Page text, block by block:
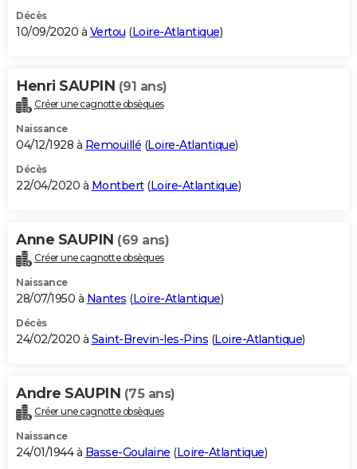
Décès
10/09/2020 à Vertou (Loire-Atlantique)
Henri SAUPIN (91 ans)
Créer une cagnotte obsèques
Naissance
04/12/1928 à Remouillé (Loire-Atlantique)
Décès
22/04/2020 à Montbert(Loire-Atlantique)
Anne SAUPIN (69 ans)
Créer une cagnotte obsèques
Naissance
28/07/1950 à Nantes (Loire-Atlantique)
Décès
24/02/2020 à Saint-Brevin-les-Pins (Loire-Atlantique)
Andre SAUPIN (75 ans)
Créer une cagnotte obsèques
Naissance
24/01/1944 à Basse-Goulaine (Loire-Atlantique)